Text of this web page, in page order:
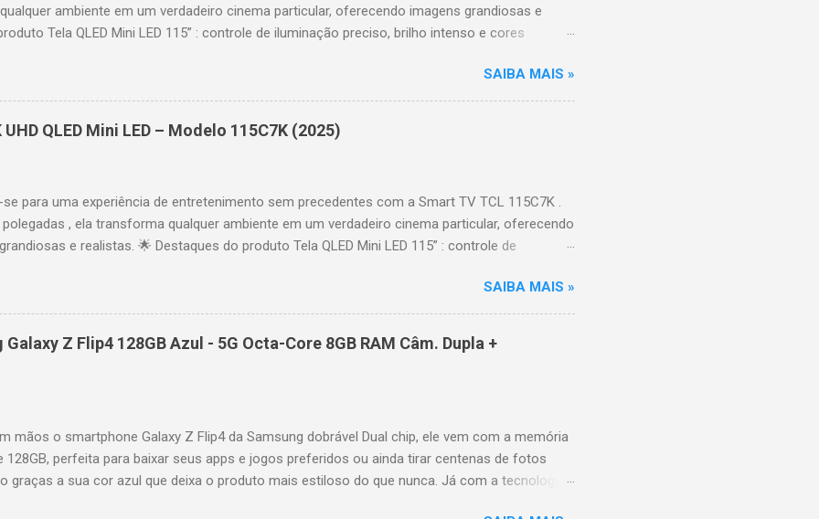
ambiente em um verdadeiro cinema particular, oferecendo imagens grandiosas e
Tela QLED Mini LED 115” : controle de iluminação preciso, brilho intenso e cores
imagens e movimentos fluidos. Taxa de atualização nativa de 144Hz (até 240Hz com DLG) :
garantindo fluidez e resposta imediata. Google TV integrado : interface intuitiva,
e acesso a aplicativos como YouTube, Netflix, Disney+, Prime Video, HBO Max e muito
de voz para facilitar sua navegação. 📐 Design e dimensões Largura: 256,6 cm |
44,5 cm Peso: 99,8 kg (229,3 kg com embalagem) Estrutura imponen...
SAIBA MAIS »
QLED Mini LED – Modelo 115C7K (2025)
se para uma experiência de entretenimento sem precedentes com a Smart TV TCL 115C7K .
, ela transforma qualquer ambiente em um verdadeiro cinema particular, oferecendo
e realistas. 🌟 Destaques do produto Tela QLED Mini LED 115” : controle de
profundo em cada cena. Processador AiPQ : desempenho otimizado para imagens e
fluidos. Taxa de atualização nativa de 144Hz (até 240Hz com DLG) : ideal para esportes e
fluidez e resposta imediata. Google TV integrado : interface intuitiva, recomendações
e acesso a aplicativos como YouTube, Netflix, Disney+, Prime Video, HBO Max e muito
SAIBA MAIS »
Z Flip4 128GB Azul - 5G Octa-Core 8GB RAM Câm. Dupla +
mãos o smartphone Galaxy Z Flip4 da Samsung dobrável Dual chip, ele vem com a memória
128GB, perfeita para baixar seus apps e jogos preferidos ou ainda tirar centenas de fotos
graças a sua cor azul que deixa o produto mais estiloso do que nunca. Já com a tecnologia